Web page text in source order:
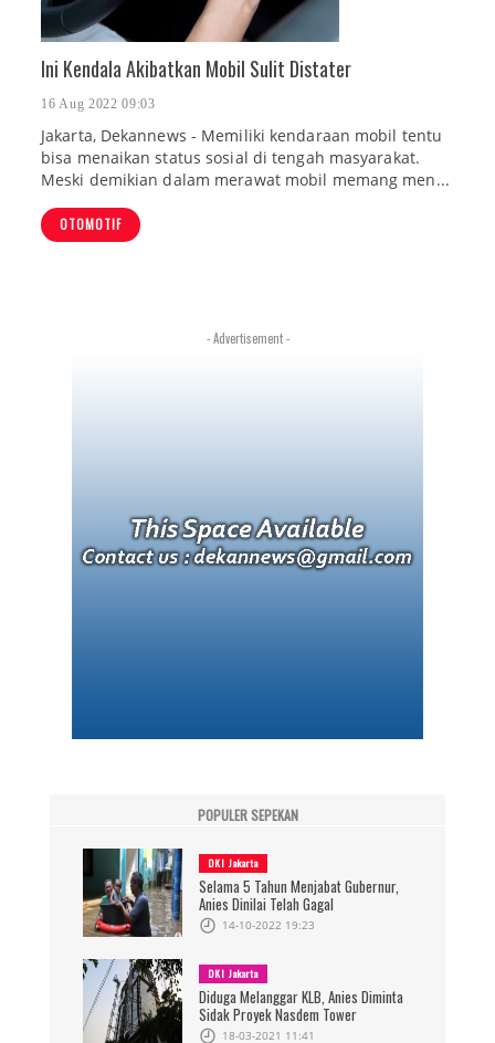
Ini Kendala Akibatkan Mobil Sulit Distater
16 Aug 2022 09:03
Jakarta, Dekannews - Memiliki kendaraan mobil tentu
bisa menaikan status sosial di tengah masyarakat.
Meski demikian dalam merawat mobil memang men...
OTOMOTIF
- Advertisement -
POPULER SEPEKAN
DKI Jakarta
Selama 5 Tahun Menjabat Gubernur,
Anies Dinilai Telah Gagal
14-10-2022 19:23
DKI Jakarta
Diduga Melanggar KLB, Anies Diminta
Sidak Proyek Nasdem Tower
18-03-2021 11:41